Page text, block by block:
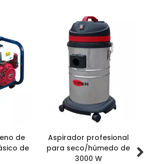
de
de
Aspirador profesional
para seco/húmedo de
3000 W